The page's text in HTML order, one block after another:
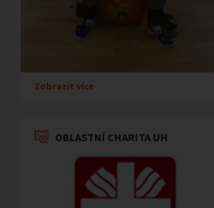
Zobrazit více
OBLASTNÍ CHARITA UH